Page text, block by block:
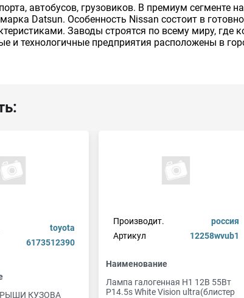
автобусов, грузовиков. В премиум сегменте
Datsun. Особенность Nissan состоит в
Заводы строятся по всему миру, где
и технологичные предприятия расположены в
toyota
6173512390
КУЗОВА
Производит.
россия
Артикул
12258wvub1
Наименование
Лампа галогенная H1 12В 55Вт
P14.5s White Vision ultra(блистер